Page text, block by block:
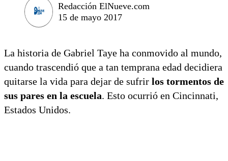
Redacción ElNueve.com
15 de mayo 2017
La historia de Gabriel Taye ha conmovido al mundo,
cuando trascendió que a tan temprana edad decidiera
quitarse la vida para dejar de sufrir los tormentos de
sus pares en la escuela. Esto ocurrió en Cincinnati,
Estados Unidos.